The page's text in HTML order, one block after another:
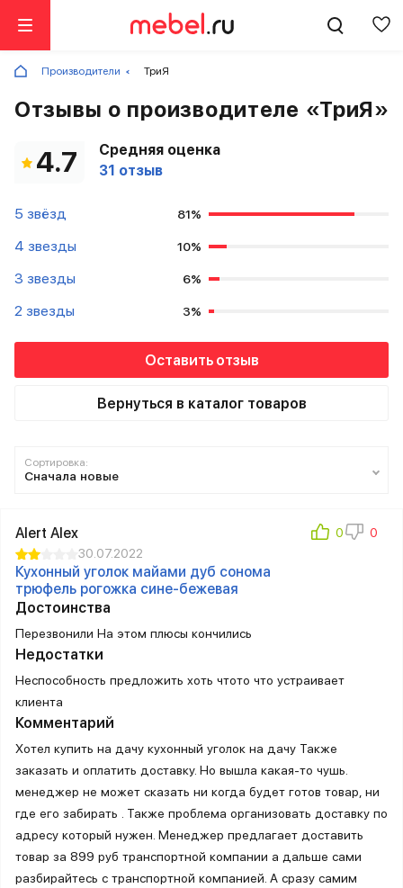
Производители ТриЯ
Отзывы о производителе «ТриЯ»
Сортировка:
Сначала новые
Alert Alex
30.07.2022
Кухонный уголок майами дуб сонома
трюфель рогожка сине-бежевая
Достоинства
Перезвонили На этом плюсы кончились
Недостатки
Неспособность предложить хоть чтото что устраивает
клиента
Комментарий
Хотел купить на дачу кухонный уголок на дачу Также
заказать и оплатить доставку. Но вышла какая-то чушь.
менеджер не может сказать ни когда будет готов товар, ни
где его забирать . Также проблема организовать доставку по
адресу который нужен. Менеджер предлагает доставить
товар за 899 руб транспортной компании а дальше сами
разбирайтесь с транспортной компанией. А сразу самим
4.7
Средняя оценка
31 отзыв
5 звёзд 81%
4 звезды 10%
3 звезды 6%
2 звезды 3%
Оставить отзыв
Вернуться в каталог товаров